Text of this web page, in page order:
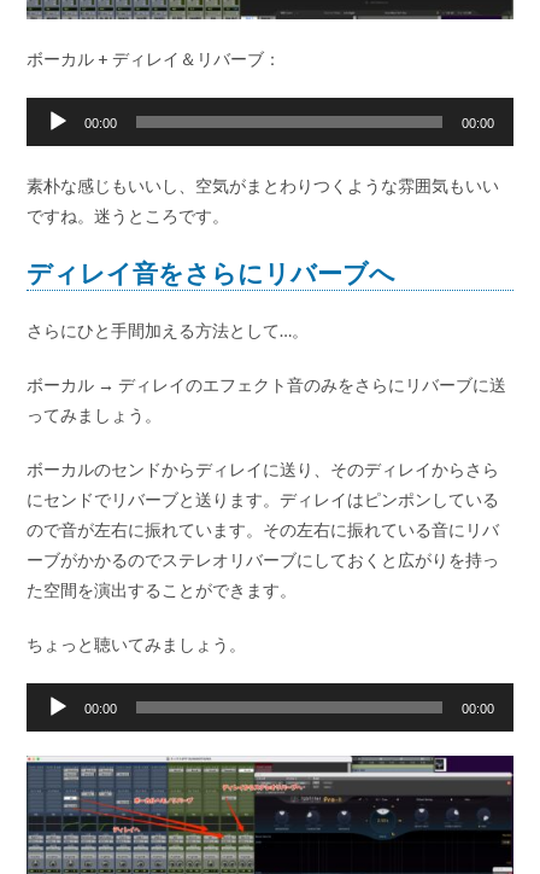
ボーカル + ディレイ＆リバーブ：
声
ヤ
ー
00:00 00:00
素朴な感じもいいし、空気がまとわりつくような雰囲気もいい
ですね。迷うところです。
ディレイ音をさらにリバーブへ
さらにひと手間加える方法として…。
ボーカル → ディレイのエフェクト音のみをさらにリバーブに送
ってみましょう。
ボーカルのセンドからディレイに送り、そのディレイからさら
にセンドでリバーブと送ります。ディレイはピンポンしている
ので音が左右に振れています。その左右に振れている音にリバ
ーブがかかるのでステレオリバーブにしておくと広がりを持っ
た空間を演出することができます。
ちょっと聴いてみましょう。
声
プ
レ
ー
ヤ
00:00 00:00